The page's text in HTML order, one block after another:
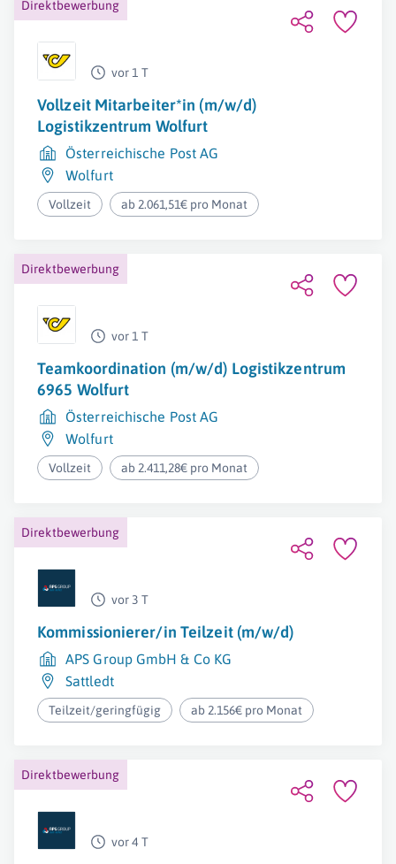
Direktbewerbung
vor 1 T
Vollzeit Mitarbeiter*in (m/w/d)
Logistikzentrum Wolfurt
Österreichische Post AG
Wolfurt
Vollzeit ab 2.061,51€ pro Monat
Direktbewerbung
vor 1 T
Teamkoordination (m/w/d) Logistikzentrum
6965 Wolfurt
Österreichische Post AG
Wolfurt
Vollzeit ab 2.411,28€ pro Monat
Direktbewerbung
vor 3 T
Kommissionierer/in Teilzeit (m/w/d)
APS Group GmbH & Co KG
Sattledt
Teilzeit/geringfügig ab 2.156€ pro Monat
Direktbewerbung
vor 4 T